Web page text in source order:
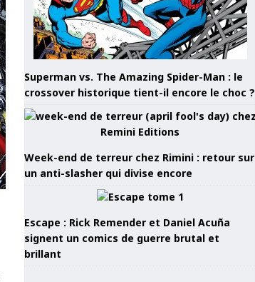
Superman vs. The Amazing Spider-Man : le
crossover historique tient-il encore le choc ?
Week-end de terreur chez Rimini : retour sur
un anti-slasher qui divise encore
Escape : Rick Remender et Daniel Acuña
signent un comics de guerre brutal et
brillant